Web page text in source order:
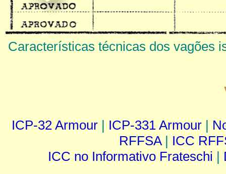
Características técnicas dos vagões
ICP-32 Armour | ICP-331 Armour |
RFFSA| ICC
ICC no Informativo Frateschi |